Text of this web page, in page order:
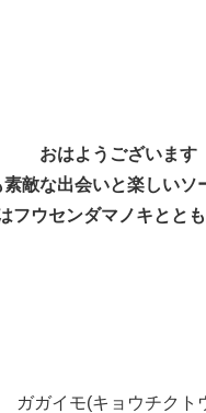
おはようございます
素敵な出会いと楽しいソ
フウセンダマノキととも
ガガイモ(キョウチクト